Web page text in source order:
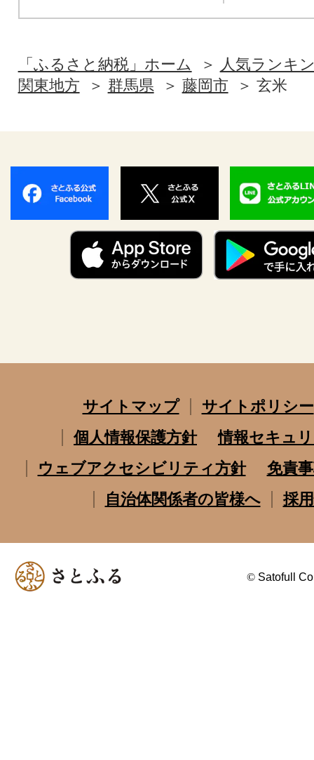
「ふるさと納税」ホーム
人気ランキ
関東地方
群馬県 藤岡市 玄米
サイトマップ
サイトポリシー
個人情報保護方針
情報セキュ
ウェブアクセシビリティ方針
免責
自治体関係者の皆様へ
採
© Satofull